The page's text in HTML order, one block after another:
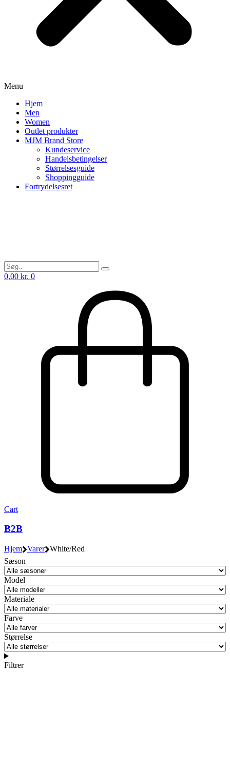
Menu
Hjem
Men
Women
Outlet produkter
MJM Brand Store
Kundeservice
Handelsbetingelser
Størrelsesguide
Shoppingguide
Fortrydelsesret
0,00 kr. 0
Cart
B2B
Hjem Varer White/Red
Sæson
Model
Materiale
Farve
Størrelse
Filtrer